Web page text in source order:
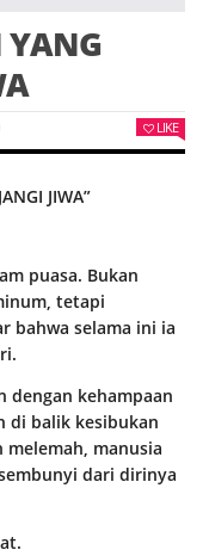
YANG
LIKE
JIWA”
puasa. Bukan
tetapi
bahwa selama ini ia
dengan kehampaan
di balik kesibukan
manusia
dari dirinya